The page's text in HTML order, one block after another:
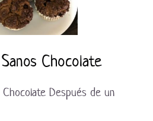
Chocolate
Después de un